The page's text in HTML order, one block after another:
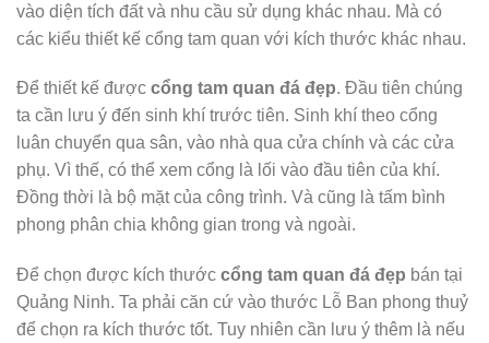
vào diện tích đất và nhu cầu sử dụng khác nhau. Mà có
các kiểu thiết kế cổng tam quan với kích thước khác nhau.
Để thiết kế được cổng tam quan đá đẹp. Đầu tiên chúng
ta cần lưu ý đến sinh khí trước tiên. Sinh khí theo cổng
luân chuyển qua sân, vào nhà qua cửa chính và các cửa
phụ. Vì thế, có thể xem cổng là lối vào đầu tiên của khí.
Đồng thời là bộ mặt của công trình. Và cũng là tấm bình
phong phân chia không gian trong và ngoài.
Để chọn được kích thước cổng tam quan đá đẹp bán tại
Quảng Ninh. Ta phải căn cứ vào thước Lỗ Ban phong thuỷ
để chọn ra kích thước tốt. Tuy nhiên cần lưu ý thêm là nếu